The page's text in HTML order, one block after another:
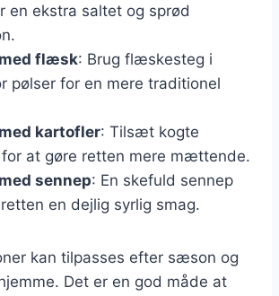
en ekstra saltet og sprød
flæsk: Brug flæskesteg i
pølser for en mere traditionel
kartofler: Tilsæt kogte
at gøre retten mere mættende.
sennep: En skefuld sennep
en dejlig syrlig smag.
kan tilpasses efter sæson og
Det er en god måde at